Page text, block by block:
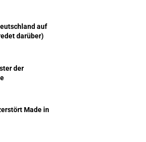
auf
darüber)
der
Made in